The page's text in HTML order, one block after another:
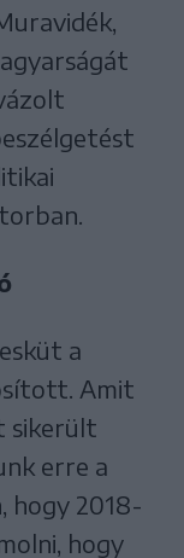
a
Amit
sikerült
erre a
hogy 2018-
hogy